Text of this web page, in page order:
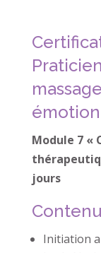
Module 7 «
jours
Contenu
Initiation